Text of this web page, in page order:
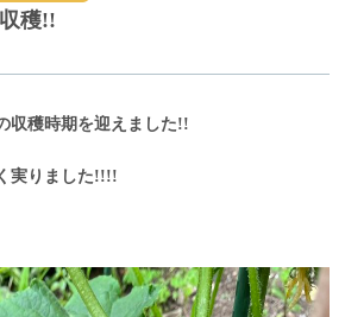
穫!!
収穫時期を迎えました!!
実りました!!!!